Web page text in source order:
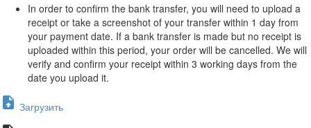
In order to confirm the bank transfer, you will need to upload a
receipt or take a screenshot of your transfer within 1 day from
your payment date. If a bank transfer is made but no receipt is
uploaded within this period, your order will be cancelled. We will
verify and confirm your receipt within 3 working days from the
date you upload it.
Загрузить